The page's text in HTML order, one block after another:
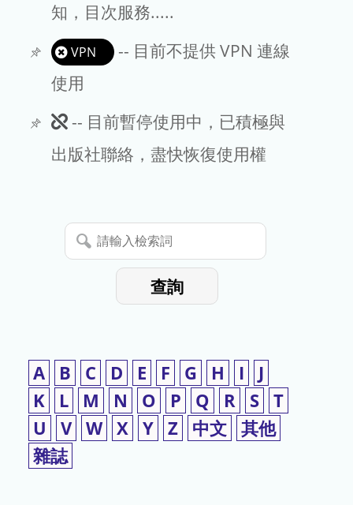
EndNote
知，目次服務.....
VPN
-- 目前不提供 VPN 連線
使用
此
期
暫
停
-- 目前暫停使用中，已積極與
出版社聯絡，盡快恢復使用權
請
輸
查詢
A B C D E F G H I
J
K
L M N O P Q R S T
U
V W X Y Z 中文 其他
雜誌